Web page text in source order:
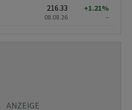
216.33
08.08.26
+1.21%
–